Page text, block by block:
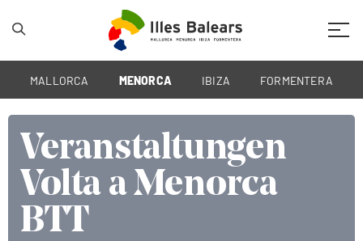
MALLORCA MENORCA IBIZA FORMENTERA
Veranstaltungen
Volta a Menorca
BTT
Veranstaltungen
Volta a Menorca
BTT
Veranstaltungen
Volta a Menorca
BTT